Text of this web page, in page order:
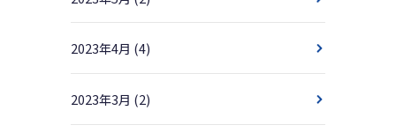
2023年4月 (4)
2023年3月 (2)